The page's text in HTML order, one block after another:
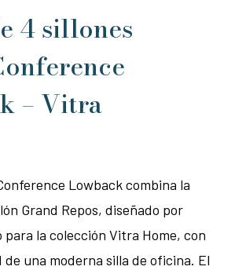
4 sillones
– Vitra
Lowback combina la
Grand Repos, diseñado por
la colección Vitra Home, con
una moderna silla de oficina. El